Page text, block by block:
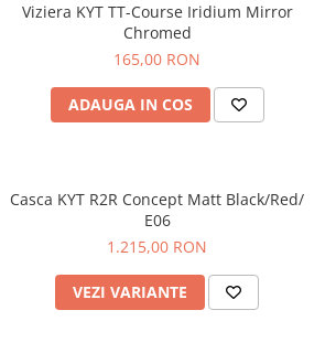
Viziera KYT TT-Course Iridium Mirror
Chromed
165,00 RON
ADAUGA IN COS
Casca KYT R2R Concept Matt Black/Red/
E06
1.215,00 RON
VEZI VARIANTE